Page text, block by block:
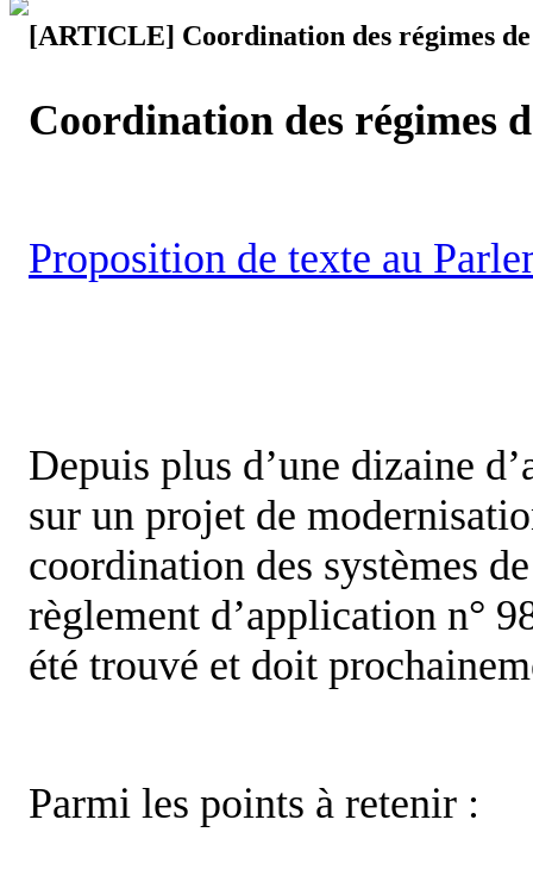
[ARTICLE] Coordination des régimes
Coordination des régimes
Proposition de texte au
Depuis plus d’une dizaine
sur un projet de
coordination des systèmes
règlement d’application n°
été trouvé et doit
Parmi les points à retenir :